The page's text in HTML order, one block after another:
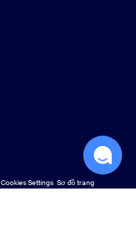
Cookies Settings Sơ đồ trang
Sơ đồ trang